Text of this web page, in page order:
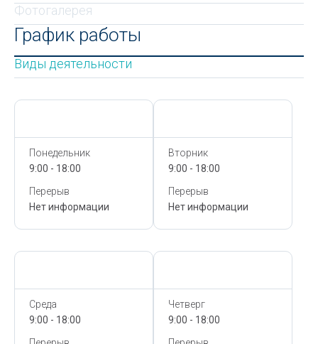
Фотогалерея
График работы
Виды деятельности
Понедельник
9:00 - 18:00
Перерыв
Нет информации
Вторник
9:00 - 18:00
Перерыв
Нет информации
Среда
9:00 - 18:00
Четверг
9:00 - 18:00